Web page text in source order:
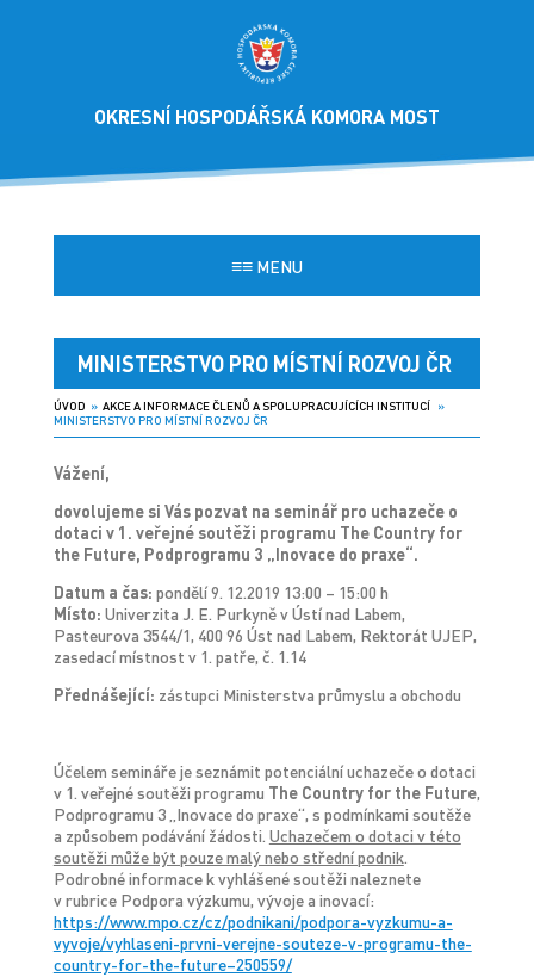
OKRESNÍ HOSPODÁŘSKÁ KOMORA MOST
≡≡MENU
MINISTERSTVO PRO MÍSTNÍ ROZVOJ ČR
ÚVOD » AKCE A INFORMACE ČLENŮ A SPOLUPRACUJÍCÍCH INSTITUCÍ»
MINISTERSTVO PRO MÍSTNÍ ROZVOJ ČR
Vážení,
dovolujeme si Vás pozvat na seminář pro uchazeče o
dotaci v 1. veřejné soutěži programu The Country for
the Future, Podprogramu 3 „Inovace do praxe“.
Datum a čas: pondělí 9. 12.2019 13:00 – 15:00 h
Místo: Univerzita J. E. Purkyně v Ústí nad Labem,
Pasteurova 3544/1, 400 96 Úst nad Labem, Rektorát UJEP,
zasedací místnost v 1. patře, č. 1.14
Přednášející: zástupci Ministerstva průmyslu a obchodu
Účelem semináře je seznámit potenciální uchazeče o dotaci
v 1. veřejné soutěži programu The Country for the Future,
Podprogramu 3 „Inovace do praxe“, s podmínkami soutěže
a způsobem podávání žádosti. Uchazečem o dotaci v této
soutěži může být pouze malý nebo střední podnik.
Podrobné informace k vyhlášené soutěži naleznete
v rubrice Podpora výzkumu, vývoje a inovací:
https://www.mpo.cz/cz/podnikani/podpora-vyzkumu-a-
vyvoje/vyhlaseni-prvni-verejne-souteze-v-programu-the-
country-for-the-future–250559/